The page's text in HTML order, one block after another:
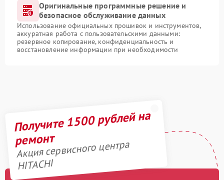
Оригинальные программные решение и
безопасное обслуживание данных
Использование официальных прошивок и инструментов,
аккуратная работа с пользовательскими данными:
резервное копирование, конфиденциальность и
восстановление информации при необходимости
Получите 1500 рублей на
ремонт
Акция сервисного центра
HITACHI